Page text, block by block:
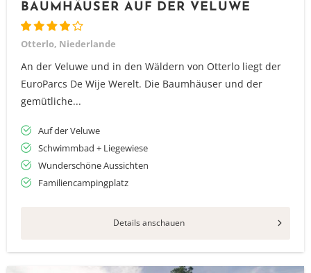
BAUMHÄUSER AUF DER VELUWE
Otterlo, Niederlande
An der Veluwe und in den Wäldern von Otterlo liegt der
EuroParcs De Wije Werelt. Die Baumhäuser und der
gemütliche...
Auf der Veluwe
Schwimmbad + Liegewiese
Wunderschöne Aussichten
Familiencampingplatz
Details anschauen